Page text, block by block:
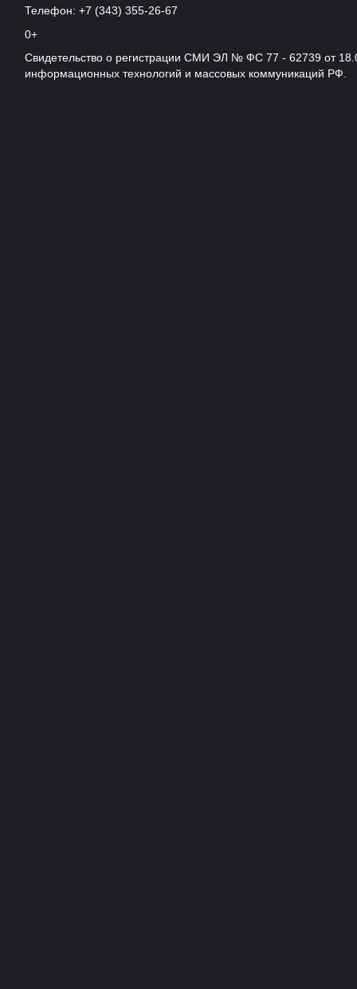
Телефон: +7 (343) 355-26-67
0+
Свидетельство о регистрации СМИ ЭЛ № ФС 77 - 62739 от
информационных технологий и массовых коммуникаций РФ.